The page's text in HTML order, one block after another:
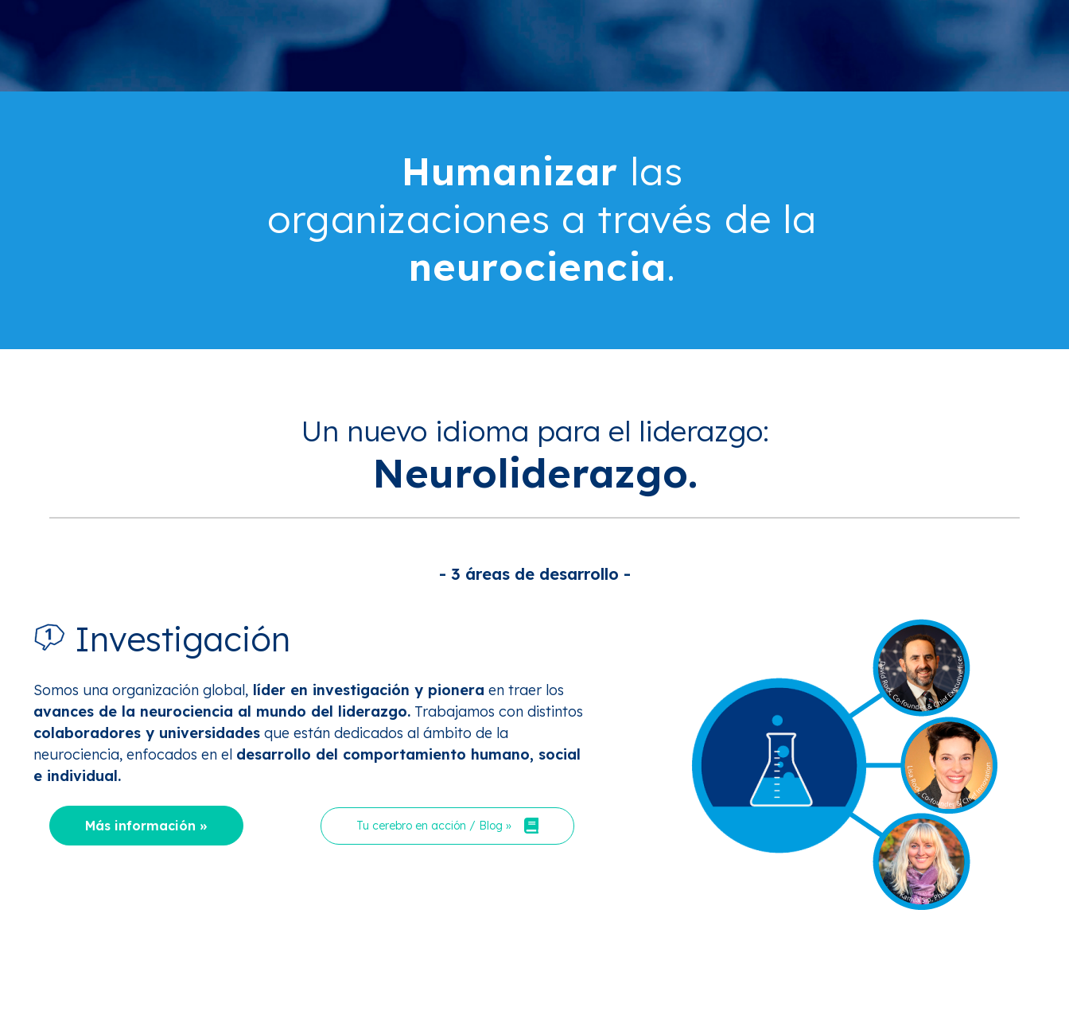
Humanizar las
organizaciones a través de la
neurociencia.
Un nuevo idioma para el liderazgo:
Neuroliderazgo.
- 3 áreas de desarrollo -
Investigación
Somos una organización global, líder en investigación y pionera en traer los
avances de la neurociencia al mundo del liderazgo. Trabajamos con distintos
colaboradores y universidades que están dedicados al ámbito de la
neurociencia, enfocados en el desarrollo del comportamiento humano, social
e individual.
Más información » Tu cerebro en acción / Blog »